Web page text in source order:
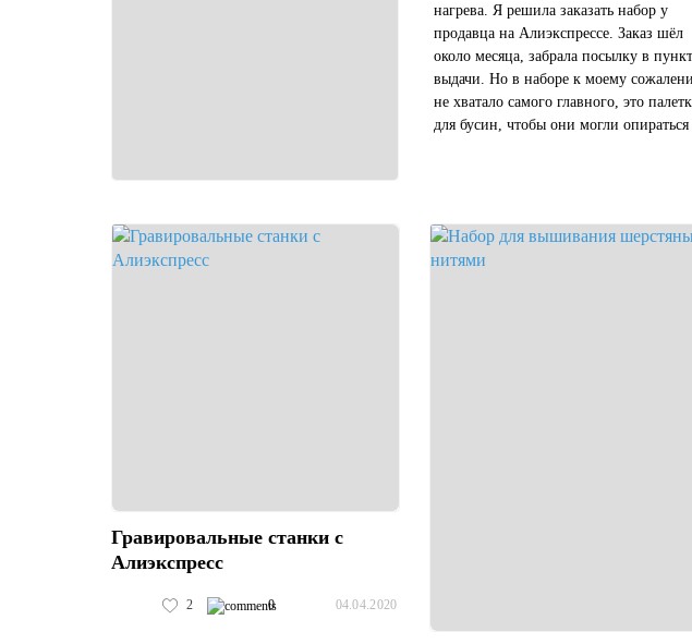
нагрева. Я решила заказать набор у
продавца на Алиэкспрессе. Заказ шёл
около месяца, забрала посылку в
выдачи. Но в наборе к моему
не хватало самого главного, это
для бусин, чтобы они могли опираться
Гравировальные станки с
Алиэкспресс
2 0 04.04.2020